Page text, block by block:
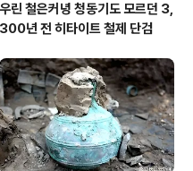
우린 철은커녕 청동기도 모르던 3,
300년 전 히타이트 철제 단검